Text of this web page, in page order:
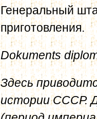
Генеральный
приготовления.
Dokuments
Здесь
истории СССР.